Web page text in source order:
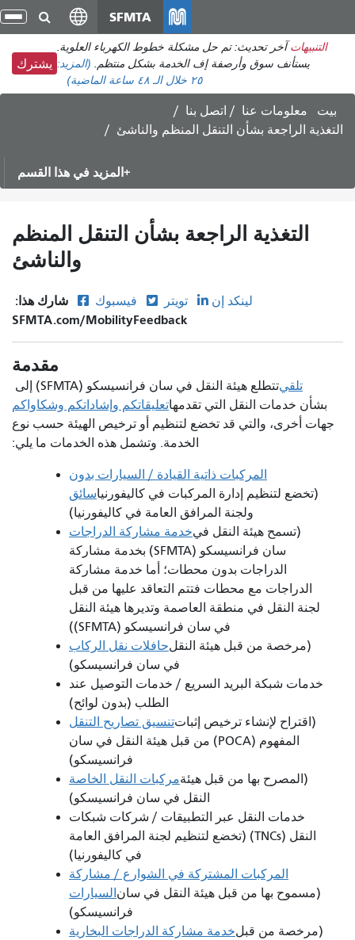
انتقل
إلى
المحتوى
الرئيسي
SFMTA
التنبيهات آخر تحديث: تم حل مشكلة خطوط الكهرباء العلوية.
يستأنف سوق وأرصفة إف الخدمة بشكل منتظم. (المزيد:
٢٥ خلال الـ ٤٨ ساعة الماضية)
يشترك
بيت معلومات عنا
اتصل بنا
التغذية الراجعة بشأن التنقل المنظم والناشئ
المزيد في هذا القسم
التغذية الراجعة بشأن التنقل المنظم
والناشئ
شارك هذا: فيسبوك تويتر لينكد إن
SFMTA.com/MobilityFeedback
مقدمة
تتطلع هيئة النقل في سان فرانسيسكو (SFMTA) إلىتلقي
تعليقاتكم وإشاداتكم وشكاواكمبشأن خدمات النقل التي تقدمها
جهات أخرى، والتي قد تخضع لتنظيم أو ترخيص الهيئة حسب نوع
الخدمة. وتشمل هذه الخدمات ما يلي:
المركبات ذاتية القيادة / السيارات بدون
سائق(تخضع لتنظيم إدارة المركبات في كاليفورنيا
ولجنة المرافق العامة في كاليفورنيا)
خدمة مشاركة الدراجات(تسمح هيئة النقل في
سان فرانسيسكو (SFMTA) بخدمة مشاركة
الدراجات بدون محطات؛ أما خدمة مشاركة
الدراجات مع محطات فتتم التعاقد عليها من قبل
لجنة النقل في منطقة العاصمة وتديرها هيئة النقل
في سان فرانسيسكو (SFMTA))
حافلات نقل الركاب(مرخصة من قبل هيئة النقل
في سان فرانسيسكو)
خدمات شبكة البريد السريع / خدمات التوصيل عند
الطلب (بدون لوائح)
تنسيق تصاريح التنقل(اقتراح لإنشاء ترخيص إثبات
المفهوم (POCA) من قبل هيئة النقل في سان
فرانسيسكو)
مركبات النقل الخاصة(المصرح بها من قبل هيئة
النقل في سان فرانسيسكو)
خدمات النقل عبر التطبيقات / شركات شبكات
النقل (TNCs) (تخضع لتنظيم لجنة المرافق العامة
في كاليفورنيا)
المركبات المشتركة في الشوارع / مشاركة
السيارات (مسموح بها من قبل هيئة النقل في سان
فرانسيسكو)
خدمة مشاركة الدراجات البخارية(مرخصة من قبل